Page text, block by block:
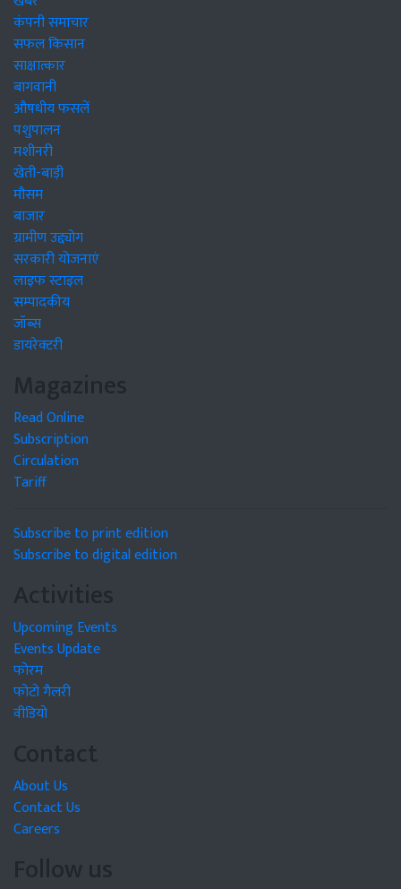
कंपनी समाचार
सफल किसान
साक्षात्कार
बागवानी
औषधीय फसलें
पशुपालन
मशीनरी
खेती-बाड़ी
मौसम
बाजार
ग्रामीण उद्द्योग
सरकारी योजनाएं
लाइफ स्टाइल
सम्पादकीय
जॉब्स
डायरेक्टरी
Magazines
Read Online
Subscription
Circulation
Tariff
Subscribe to print edition
Subscribe to digital edition
Activities
Upcoming Events
Events Update
फोरम
फोटो गैलरी
वीडियो
Contact
About Us
Contact Us
Careers
Follow us